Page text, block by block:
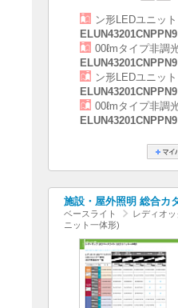
ン形LEDユニット
ELUN43201CNPPN9
00ℓmタイプ非調
ELUN43201CNPPN9
ン形LEDユニット
ELUN43201CNPPN9
00ℓmタイプ非調
ELUN43201CNPPN9
施設・屋外照明 総合カ
ベースライト
レディオ
ニット一体形)